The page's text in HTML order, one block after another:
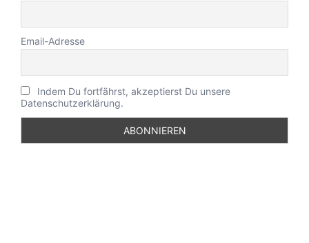
Email-Adresse
Indem Du fortfährst, akzeptierst Du unsere
Datenschutzerklärung.